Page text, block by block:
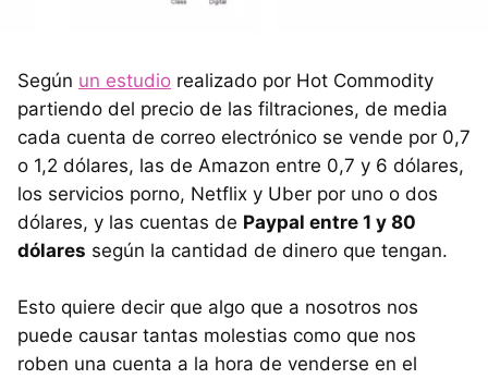
Según un estudio realizado por Hot Commodity
partiendo del precio de las filtraciones, de media
cada cuenta de correo electrónico se vende por 0,7
o 1,2 dólares, las de Amazon entre 0,7 y 6 dólares,
los servicios porno, Netflix y Uber por uno o dos
dólares, y las cuentas de Paypal entre 1 y 80
dólares según la cantidad de dinero que tengan.
Esto quiere decir que algo que a nosotros nos
puede causar tantas molestias como que nos
roben una cuenta a la hora de venderse en el